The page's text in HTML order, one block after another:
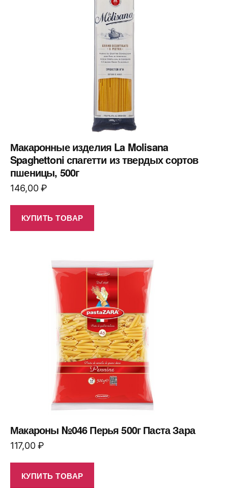
Макаронные изделия La Molisana
Spaghettoni спагетти из твердых сортов
пшеницы, 500г
146,00₽
КУПИТЬ ТОВАР
Макароны №046 Перья 500г Паста Зара
117,00₽
КУПИТЬ ТОВАР